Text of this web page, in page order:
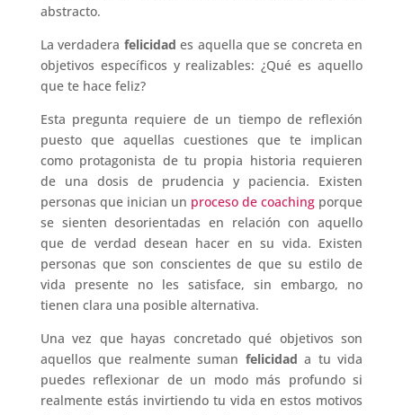
abstracto.
La verdadera felicidad es aquella que se concreta en
objetivos específicos y realizables: ¿Qué es aquello
que te hace feliz?
Esta pregunta requiere de un tiempo de reflexión
puesto que aquellas cuestiones que te implican
como protagonista de tu propia historia requieren
de una dosis de prudencia y paciencia. Existen
personas que inician un proceso de coaching porque
se sienten desorientadas en relación con aquello
que de verdad desean hacer en su vida. Existen
personas que son conscientes de que su estilo de
vida presente no les satisface, sin embargo, no
tienen clara una posible alternativa.
Una vez que hayas concretado qué objetivos son
aquellos que realmente suman felicidad a tu vida
puedes reflexionar de un modo más profundo si
realmente estás invirtiendo tu vida en estos motivos